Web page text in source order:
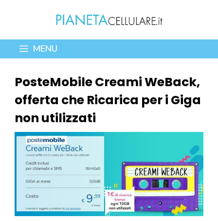
contenuto
MENU
PosteMobile Creami WeBack,
offerta che Ricarica per i Giga
non utilizzati